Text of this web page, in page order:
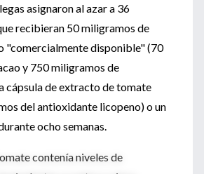
asignaron al azar a 36
recibieran 50 miligramos de
"comercialmente disponible" (70
y 750 miligramos de
cápsula de extracto de tomate
del antioxidante licopeno) o un
ocho semanas.
contenía niveles de